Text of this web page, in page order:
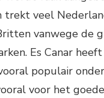
trekt veel
vanwege de
Es Canar
populair
voor het